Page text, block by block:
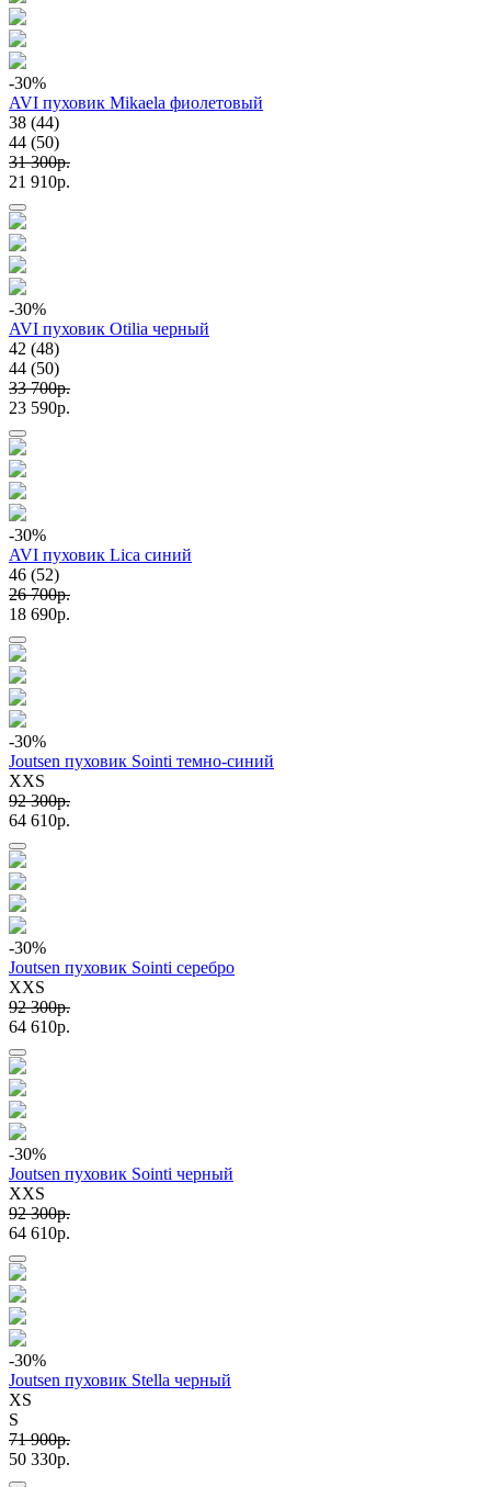
-30%
AVI пуховик Mikaela фиолетовый
38 (44)
44 (50)
31 300p.
21 910p.
-30%
AVI пуховик Otilia черный
42 (48)
44 (50)
33 700p.
23 590p.
-30%
AVI пуховик Lica синий
46 (52)
26 700p.
18 690p.
-30%
Joutsen пуховик Sointi темно-синий
XXS
92 300p.
64 610p.
-30%
Joutsen пуховик Sointi серебро
XXS
92 300p.
64 610p.
-30%
Joutsen пуховик Sointi черный
XXS
92 300p.
64 610p.
-30%
Joutsen пуховик Stella черный
XS
S
71 900p.
50 330p.